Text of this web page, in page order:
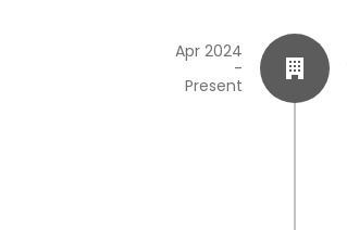
Apr 2024
-
Present